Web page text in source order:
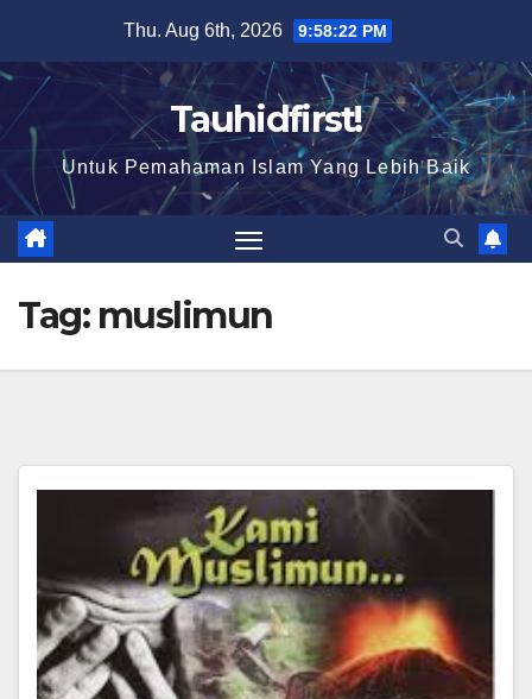
content
Thu. Aug 6th, 2026 9:58:22 PM
Tauhidfirst!
Untuk Pemahaman Islam Yang Lebih Baik
Tag: muslimun